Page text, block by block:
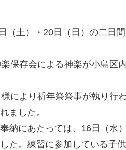
（土）・20日（日）の二日
保存会による神楽が小島区
により祈年祭祭事が執り行
ました。
納にあたっては、16日（水
た。練習に参加している子